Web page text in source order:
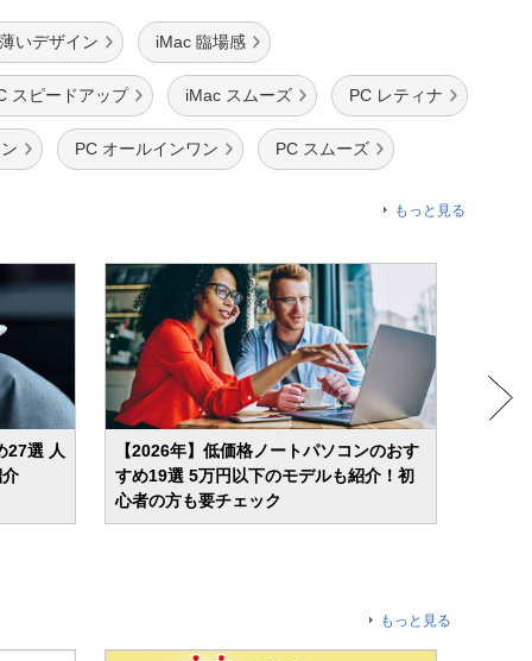
いデザイン iMac 臨場感
スピードアップ iMac スムーズ PC レティナ
PC オールインワン PC スムーズ
もっと見る
27選 人
【2026年】低価格ノートパソコンのおす
すめ19選 5万円以下のモデルも紹介！初
心者の方も要チェック
もっと見る